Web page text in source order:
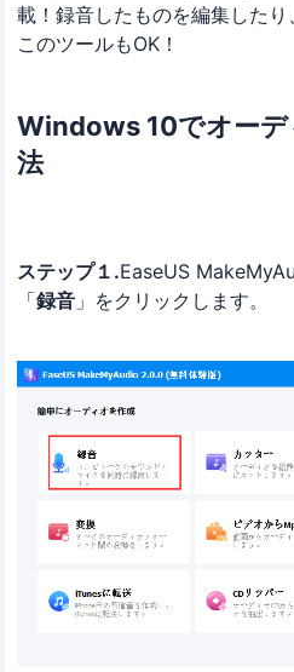
載！録音したものを編集したり
このツールもOK！
Windows 10でオーデ
法
ステップ１.EaseUS
「録音 」をクリックします。